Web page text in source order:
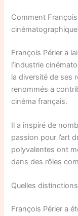
Comment
François Périer a
l’industrie
la diversité de ses
renommés a
cinéma français.
Il a inspiré de
passion pour l’art
polyvalentes ont
dans des rôles
Quelles
François Périer a